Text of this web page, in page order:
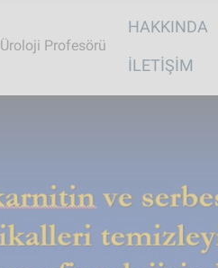
Üroloji Profesörü
Main
HAKKINDA
İLETIŞIM